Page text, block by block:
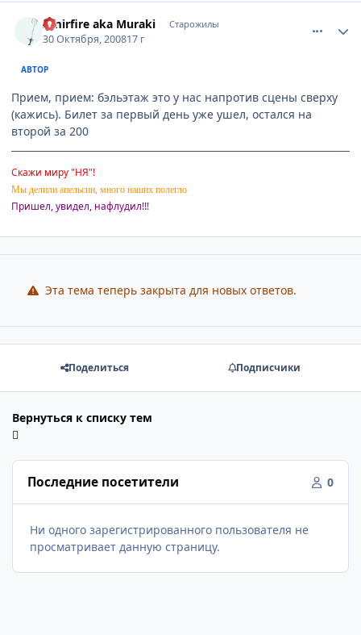
Amirfire aka Muraki Старожилы
30 Октября, 200817 г
АВТОР
Прием, прием: бэльэтаж это у нас напротив сцены сверху
(кажись). Билет за первый день уже ушел, остался на
второй за 200
Скажи миру "НЯ"!
Мы делили апельсин, много наших полегло
Пришел, увидел, нафлудил!!!
Эта тема теперь закрыта для новых ответов.
Поделиться Подписчики
Вернуться к списку тем
Последние посетители 0
Ни одного зарегистрированного пользователя не
просматривает данную страницу.